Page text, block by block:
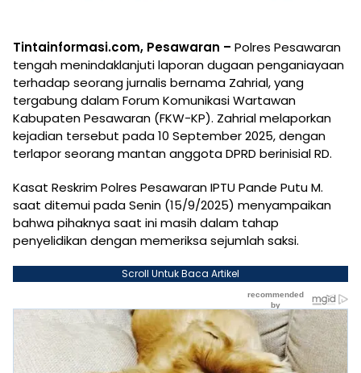
Tintainformasi.com, Pesawaran – Polres Pesawaran
tengah menindaklanjuti laporan dugaan penganiayaan
terhadap seorang jurnalis bernama Zahrial, yang
tergabung dalam Forum Komunikasi Wartawan
Kabupaten Pesawaran (FKW-KP). Zahrial melaporkan
kejadian tersebut pada 10 September 2025, dengan
terlapor seorang mantan anggota DPRD berinisial RD.
Kasat Reskrim Polres Pesawaran IPTU Pande Putu M.
saat ditemui pada Senin (15/9/2025) menyampaikan
bahwa pihaknya saat ini masih dalam tahap
penyelidikan dengan memeriksa sejumlah saksi.
Scroll Untuk Baca Artikel